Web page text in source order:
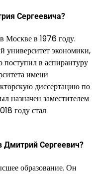
Сергеевича?
Москве в 1976 году.
университет экономики,
поступил в аспирантуру
имени
диссертацию по
назначен заместителем
году стал
Дмитрий Сергеевич?
образование. Он